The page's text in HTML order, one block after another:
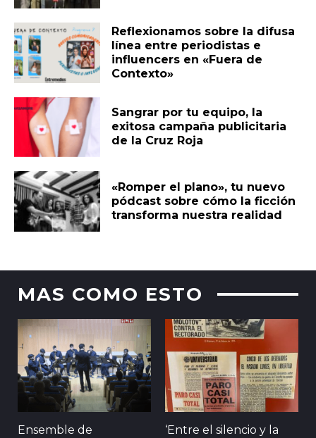
Reflexionamos sobre la difusa
línea entre periodistas e
influencers en «Fuera de
Contexto»
Sangrar por tu equipo, la
exitosa campaña publicitaria
de la Cruz Roja
«Romper el plano», tu nuevo
pódcast sobre cómo la ficción
transforma nuestra realidad
MAS COMO ESTO
Ensemble de
‘Entre el silencio y la